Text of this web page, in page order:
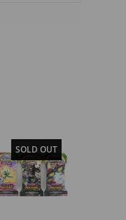
SOLD OUT